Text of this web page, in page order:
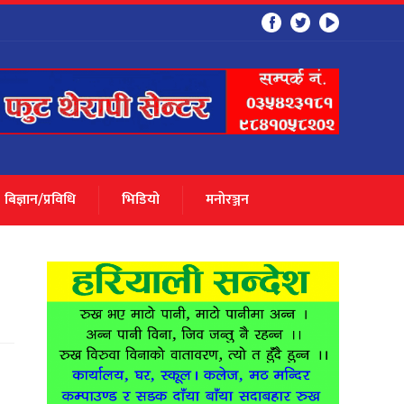
बिज्ञान/प्रविधि भिडियो मनाेरञ्जन